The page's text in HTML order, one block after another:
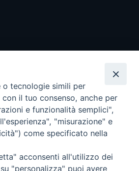
- Tutti i diritti riservati - Vita
tecnologie simili per
il tuo consenso, anche per
e funzionalità semplici",
"misurazione" e
come specificato nella
acconsenti all'utilizzo dei
"personalizza" puoi avere